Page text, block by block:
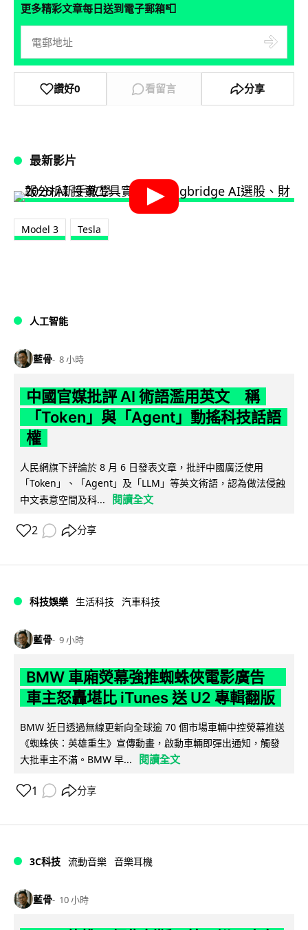
更多精彩文章每日送到電子郵箱📮
讚好0 看留言 分享
最新影片
Model 3 Tesla
人工智能
藍骨 8 小時
中國官媒批評 AI 術語濫用英文 稱
「Token」與「Agent」動搖科技話語
權
人民網旗下評論於 8 月 6 日發表文章，批評中國廣泛使用
「Token」、「Agent」及「LLM」等英文術語，認為做法侵蝕
中文表意空間及科...
閱讀全文
2 分享
科技娛樂 生活科技 汽車科技
藍骨 9 小時
BMW 車廂熒幕強推蜘蛛俠電影廣告
車主怒轟堪比 iTunes 送 U2 專輯翻版
BMW 近日透過無線更新向全球逾 70 個市場車輛中控熒幕推送
《蜘蛛俠：英雄重生》宣傳動畫，啟動車輛即彈出通知，觸發
大批車主不滿。BMW 早...
閱讀全文
1 分享
3C科技 流動音樂 音樂耳機
藍骨 10 小時